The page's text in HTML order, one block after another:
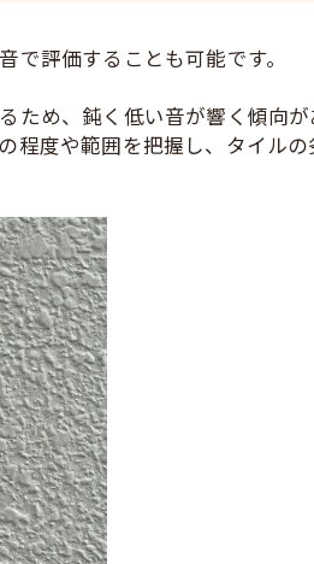
評価することも可能です。
め、鈍く低い音が響く傾向が
度や範囲を把握し、タイル